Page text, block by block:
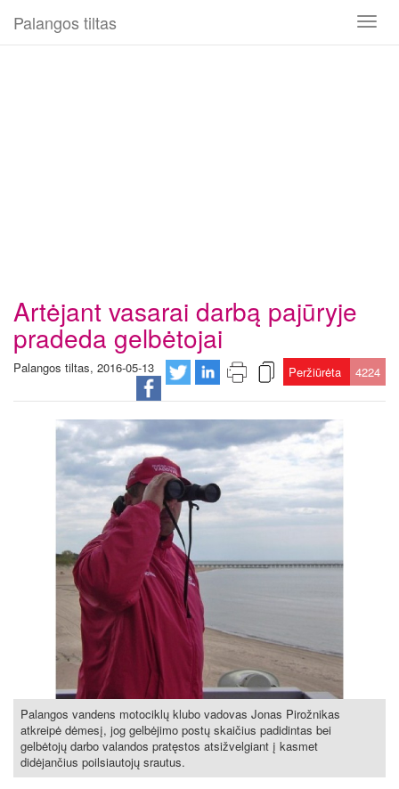
Toggle
Palangos tiltas
Artėjant vasarai darbą pajūryje
pradeda gelbėtojai
Palangos tiltas, 2016-05-13 Peržiūrėta 4224
Palangos vandens motociklų klubo vadovas Jonas Pirožnikas
atkreipė dėmesį, jog gelbėjimo postų skaičius padidintas bei
gelbėtojų darbo valandos pratęstos atsižvelgiant į kasmet
didėjančius poilsiautojų srautus.